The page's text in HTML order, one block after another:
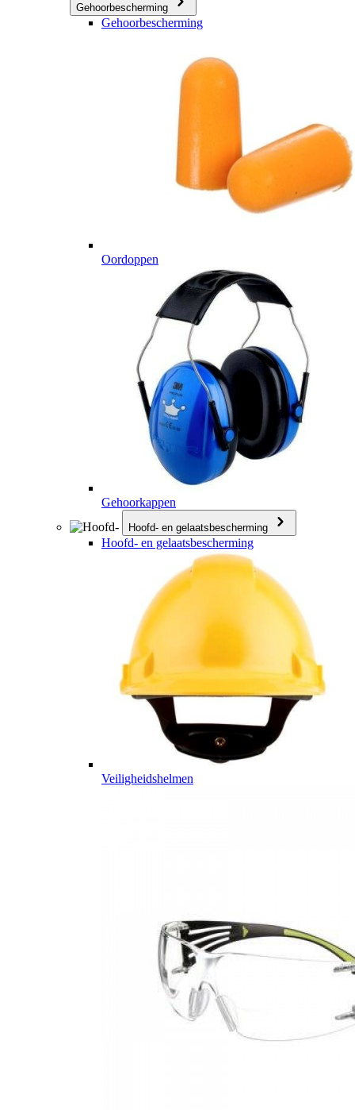
Gehoorbescherming
Gehoorbescherming
Oordoppen
Gehoorkappen
Hoofd- en gelaatsbescherming
Hoofd- en gelaatsbescherming
Veiligheidshelmen